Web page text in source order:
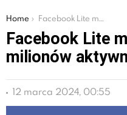
You are here:
Home Facebook Lite ma obecnie 200 milionów aktywnych użytkowników
Facebook Lite
milionów
12 marca 2024, 00:55